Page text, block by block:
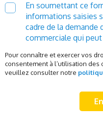
En soumettant ce
informations saisies
cadre de la demande
commerciale qui
Pour connaître et exercer vos
consentement à l’utilisation
veuillez consulter notre